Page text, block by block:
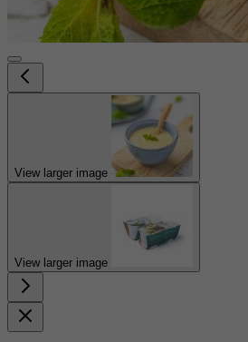
View larger image
View larger image